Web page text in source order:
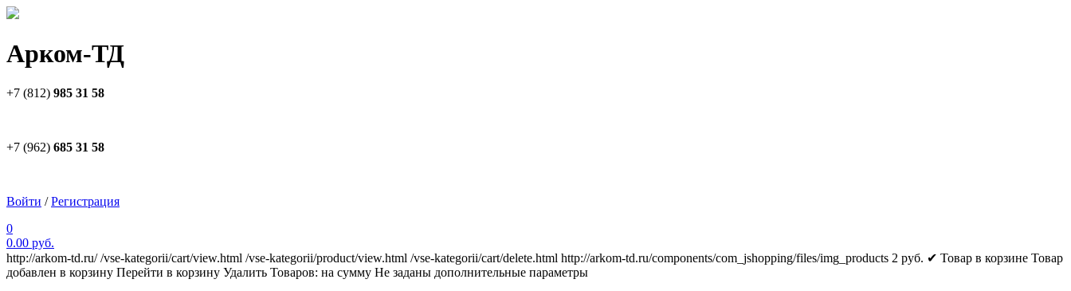
Арком-ТД
+7 (812) 985 31 58
+7 (962) 685 31 58
Войти /Регистрация
0
0.00 руб.
http://arkom-td.ru/ /vse-kategorii/cart/view.html /vse-kategorii/product/view.html /vse-kategorii/cart/delete.html http://arkom-td.ru/components/com_jshopping/files/img_products 2 руб. ✔ Товар в корзине Товар
добавлен в корзину Перейти в корзину Удалить Товаров: на сумму Не заданы дополнительные параметры